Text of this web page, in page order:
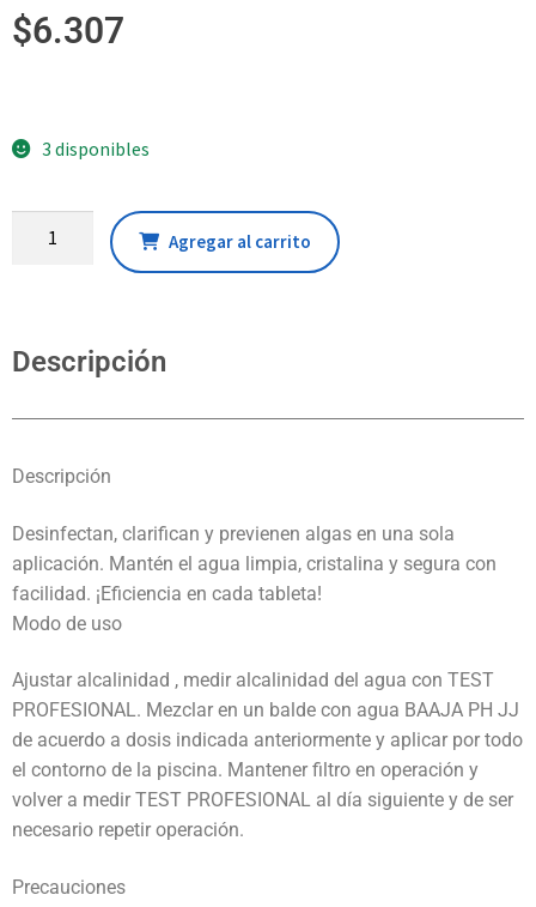
$6.307
3 disponibles
Agregar al carrito
Descripción
Descripción
Desinfectan, clarifican y previenen algas en una sola
aplicación. Mantén el agua limpia, cristalina y segura con
facilidad. ¡Eficiencia en cada tableta!
Modo de uso
Ajustar alcalinidad , medir alcalinidad del agua con TEST
PROFESIONAL. Mezclar en un balde con agua BAAJA PH JJ
de acuerdo a dosis indicada anteriormente y aplicar por todo
el contorno de la piscina. Mantener filtro en operación y
volver a medir TEST PROFESIONAL al día siguiente y de ser
necesario repetir operación.
Precauciones